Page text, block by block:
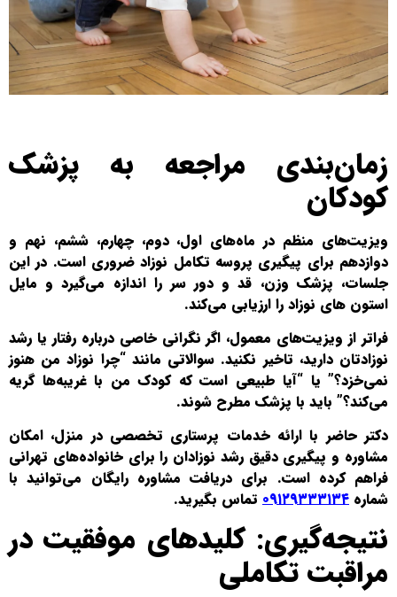
زمان‌بندی مراجعه به پزشک
کودکان
ویزیت‌های منظم در ماه‌های اول، دوم، چهارم، ششم، نهم و
دوازدهم برای پیگیری پروسه تکامل نوزاد ضروری است. در این
جلسات، پزشک وزن، قد و دور سر را اندازه می‌گیرد و مایل
استون های نوزاد را ارزیابی می‌کند.
فراتر از ویزیت‌های معمول، اگر نگرانی خاصی درباره رفتار یا رشد
نوزادتان دارید، تاخیر نکنید. سوالاتی مانند “چرا نوزاد من هنوز
نمی‌خزد؟” یا “آیا طبیعی است که کودک من با غریبه‌ها گریه
می‌کند؟” باید با پزشک مطرح شوند.
دکتر حاضر با ارائه خدمات پرستاری تخصصی در منزل، امکان
مشاوره و پیگیری دقیق رشد نوزادان را برای خانواده‌های تهرانی
فراهم کرده است. برای دریافت مشاوره رایگان می‌توانید با
شماره ۰۹۱۲۹۳۳۳۱۳۴ تماس بگیرید.
نتیجه‌گیری: کلیدهای موفقیت در
مراقبت تکاملی